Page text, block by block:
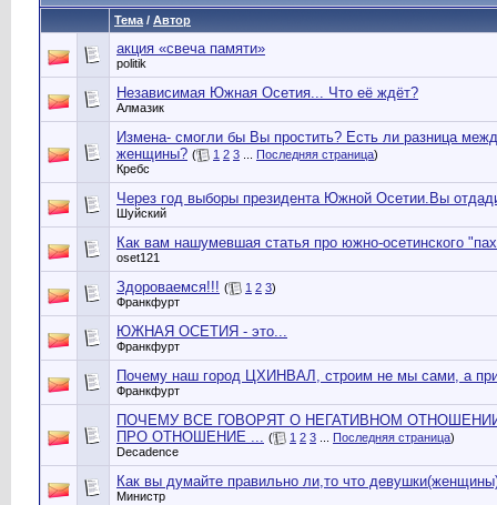
Тема / Автор
акция «свеча памяти»
politik
Независимая Южная Осетия... Что её ждёт?
Алмазик
Измена- смогли бы Вы простить? Есть ли разница
женщины? ( 1 2 3 Последняя страница)
Кребс
Через год выборы президента Южной Осетии.Вы
Шуйский
Как вам нашумевшая статья про южно-осетинского
oset121
Здороваемся!!! ( 1 2 3)
Франкфурт
ЮЖНАЯ ОСЕТИЯ - это...
Франкфурт
Почему наш город ЦХИНВАЛ, строим не мы сами, а
Франкфурт
ПОЧЕМУ ВСЕ ГОВОРЯТ О НЕГАТИВНОМ
ПРО ОТНОШЕНИЕ ... ( 1 2 3 Последняя страница)
Decadence
Как вы думайте правильно ли,то что
Министр